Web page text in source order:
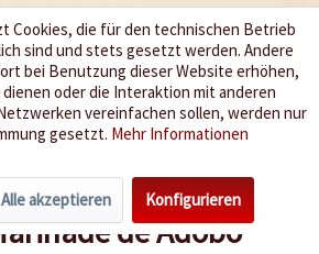
würzen Ihr Leben
de Adobo
Cookies, die für den technischen Betrieb
sind und stets gesetzt werden. Andere
bei Benutzung dieser Website erhöhen,
oder die Interaktion mit anderen
vereinfachen sollen, werden nur
gesetzt. Mehr Informationen
Alle akzeptieren Konfigurieren